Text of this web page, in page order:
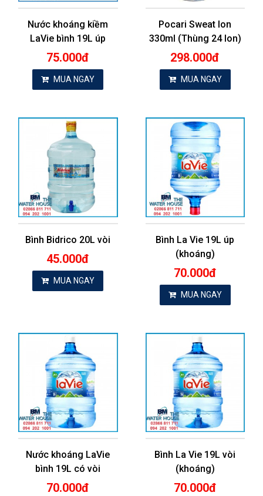
Nước khoáng kiềm
LaVie bình 19L úp
75.000đ
MUA NGAY
Pocari Sweat lon
330ml (Thùng 24 lon)
298.000đ
MUA NGAY
Bình Bidrico 20L vòi
45.000đ
MUA NGAY
Bình La Vie 19L úp
(khoáng)
70.000đ
MUA NGAY
Nước khoáng LaVie
bình 19L có vòi
70.000đ
Bình La Vie 19L vòi
(khoáng)
70.000đ